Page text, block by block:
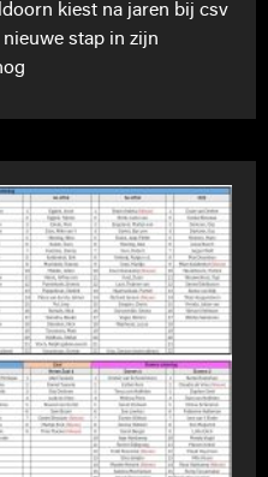
kiest na jaren bij csv
stap in zijn